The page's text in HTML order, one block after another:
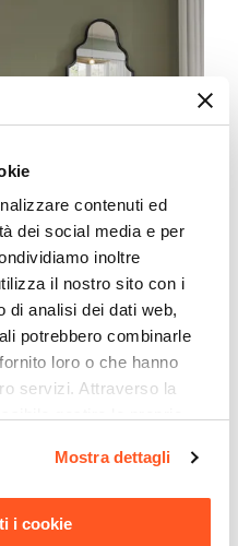
contenuti ed
dei social media e per
inoltre
il nostro sito con i
di analisi dei dati web,
potrebbero combinarle
loro o che hanno
servizi. Attraverso la
si invita a leggere la
Mostra dettagli
i cookie
SI-51N
da parete 51x96h
cm con cornice nera -
Sorriso
59,00